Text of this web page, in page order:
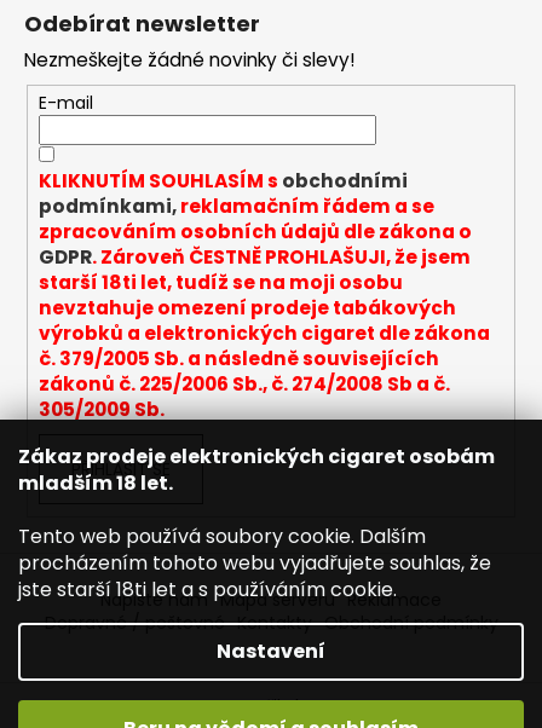
Zákaz prodeje elektronických cigaret osobám
mladším 18 let.
Tento web používá soubory cookie. Dalším
procházením tohoto webu vyjadřujete souhlas, že
jste starší 18ti let a s používáním cookie.
Nastavení
a
c
í
p
r
v
k
y
v
ý
p
i
s
u
Odebírat newsletter
Nezmeškejte žádné novinky či slevy!
E-mail
KLIKNUTÍM SOUHLASÍM s obchodními
podmínkami,reklamačním řádem a se
zpracováním osobních údajů dle zákona o
GDPR. Zároveň ČESTNĚ PROHLAŠUJI, že jsem
starší 18ti let, tudíž se na moji osobu
nevztahuje omezení prodeje tabákových
výrobků a elektronických cigaret dle zákona
č. 379/2005 Sb. a následně souvisejících
zákonů č. 225/2006 Sb., č. 274/2008 Sb a č.
305/2009 Sb.
PŘIHLÁSIT SE
Napište nám Mapa serveru Reklamace
Dopravné / poštovné Kontakty Obchodní podmínky
Vytvořil Shoptet